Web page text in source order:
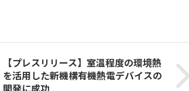
【プレスリリース】室温程度の環境熱
を活用した新機構有機熱電デバイスの
開発に成功